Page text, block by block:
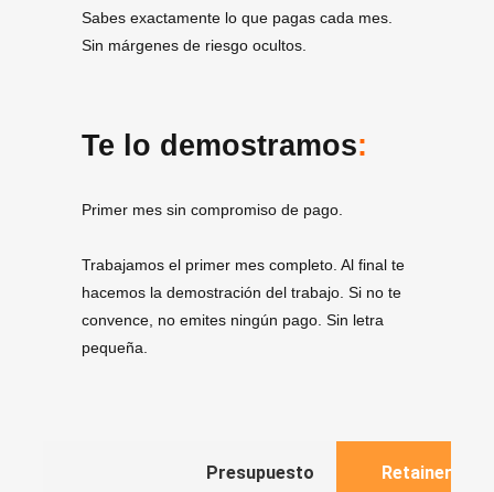
Sabes exactamente lo que pagas cada mes.
Sin márgenes de riesgo ocultos.
Te lo demostramos:
Primer mes sin compromiso de pago.
Trabajamos el primer mes completo. Al final te
hacemos la demostración del trabajo. Si no te
convence, no emites ningún pago. Sin letra
pequeña.
Presupuesto
Retainer